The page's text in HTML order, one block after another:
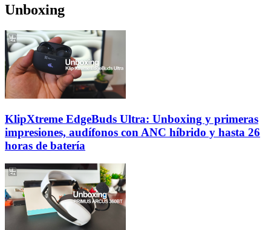
Unboxing
KlipXtreme EdgeBuds Ultra: Unboxing y primeras
impresiones, audífonos con ANC híbrido y hasta 26
horas de batería